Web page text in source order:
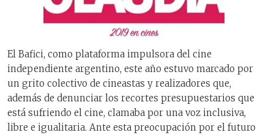
El Bafici, como plataforma impulsora del cine
independiente argentino, este año estuvo marcado por
un grito colectivo de cineastas y realizadores que,
además de denunciar los recortes presupuestarios que
está sufriendo el cine, clamaba por una voz inclusiva,
libre e igualitaria. Ante esta preocupación por el futuro